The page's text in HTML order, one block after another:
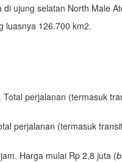
ujung selatan North Male
luasnya 126.700 km2.
perjalanan (termasuk
perjalanan (termasuk
Harga mulai Rp 2,8 juta (